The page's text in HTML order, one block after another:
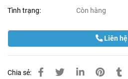
Tình trạng: Còn hàng
Liên hệ
Chia sẻ: